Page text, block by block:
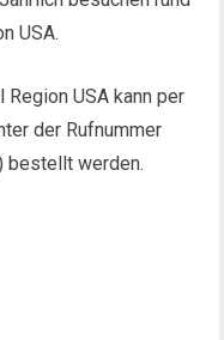
USA.
USA kann per
der Rufnummer
bestellt werden.